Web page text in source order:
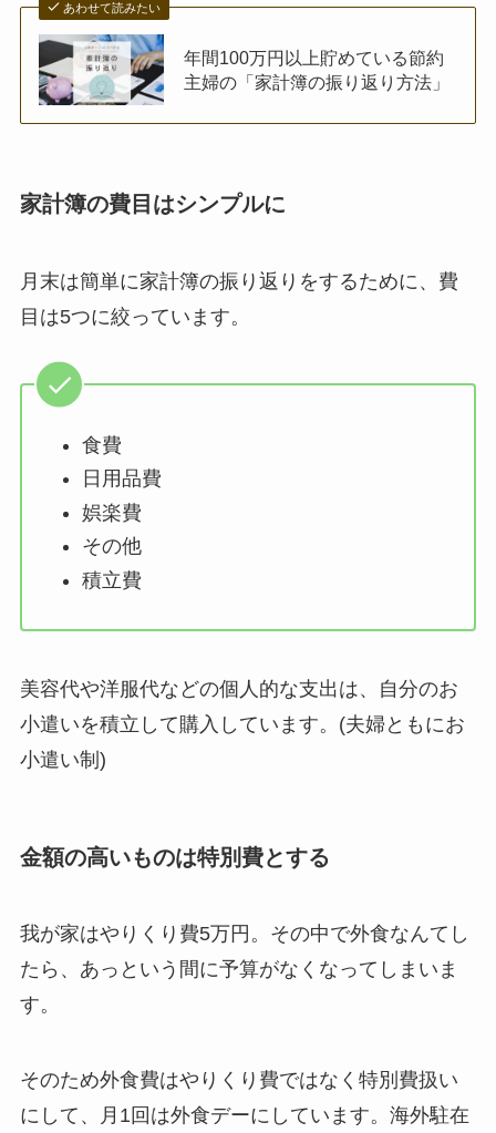
あわせて読みたい
年間100万円以上貯めている節約
主婦の「家計簿の振り返り方法」
家計簿の費目はシンプルに
月末は簡単に家計簿の振り返りをするために、費
目は5つに絞っています。
食費
日用品費
娯楽費
その他
積立費
美容代や洋服代などの個人的な支出は、自分のお
小遣いを積立して購入しています。(夫婦ともにお
小遣い制)
金額の高いものは特別費とする
我が家はやりくり費5万円。その中で外食なんてし
たら、あっという間に予算がなくなってしまいま
す。
そのため外食費はやりくり費ではなく特別費扱い
にして、月1回は外食デーにしています。海外駐在